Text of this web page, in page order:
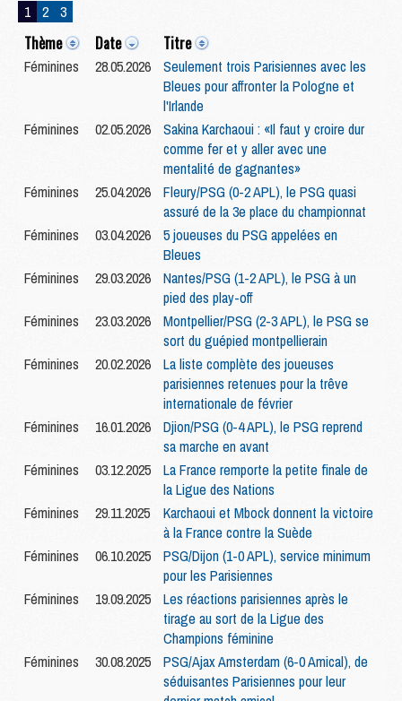
1 2 3
Thème Date Titre
Féminines 28.05.2026
Seulement trois Parisiennes avec les
Bleues pour affronter la Pologne et
l'Irlande
Féminines
02.05.2026
Sakina Karchaoui : «Il faut y croire dur
comme fer et y aller avec une
mentalité de gagnantes»
Féminines
25.04.2026
Fleury/PSG (0-2 APL), le PSG quasi
assuré de la 3e place du championnat
Féminines
03.04.2026
5 joueuses du PSG appelées en
Bleues
Féminines
29.03.2026
Nantes/PSG (1-2 APL), le PSG à un
pied des play-off
Féminines
23.03.2026
Montpellier/PSG (2-3 APL), le PSG se
sort du guépied montpellierain
Féminines
20.02.2026
La liste complète des joueuses
parisiennes retenues pour la trêve
internationale de février
Féminines
16.01.2026
Djion/PSG (0-4 APL), le PSG reprend
sa marche en avant
Féminines
03.12.2025
La France remporte la petite finale de
la Ligue des Nations
Féminines
29.11.2025
Karchaoui et Mbock donnent la victoire
à la France contre la Suède
Féminines
06.10.2025
PSG/Dijon (1-0 APL), service minimum
pour les Parisiennes
Féminines
19.09.2025
Les réactions parisiennes après le
tirage au sort de la Ligue des
Champions féminine
Féminines
30.08.2025
PSG/Ajax Amsterdam (6-0 Amical), de
séduisantes Parisiennes pour leur